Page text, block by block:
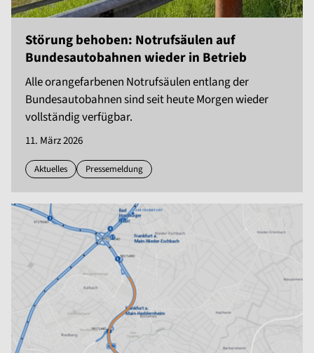
Störung behoben: Notrufsäulen auf
Bundesautobahnen wieder in Betrieb
Alle orangefarbenen Notrufsäulen entlang der
Bundesautobahnen sind seit heute Morgen wieder
vollständig verfügbar.
11. März 2026
Aktuelles Pressemeldung